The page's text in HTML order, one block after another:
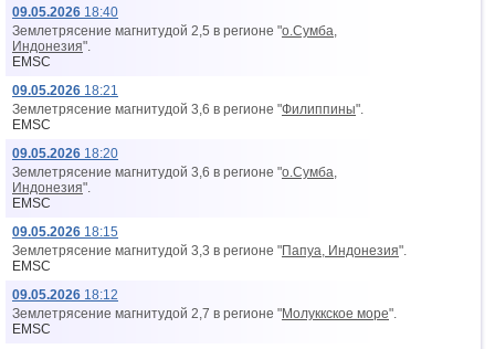
09.05.2026 18:40
Землетрясение магнитудой 2,5 в регионе "о.Сумба,
Индонезия".
EMSC
09.05.2026 18:21
Землетрясение магнитудой 3,6 в регионе "Филиппины".
EMSC
09.05.2026 18:20
Землетрясение магнитудой 3,6 в регионе "о.Сумба,
Индонезия".
EMSC
09.05.2026 18:15
Землетрясение магнитудой 3,3 в регионе "Папуа, Индонезия".
EMSC
09.05.2026 18:12
Землетрясение магнитудой 2,7 в регионе "Молуккское море".
EMSC